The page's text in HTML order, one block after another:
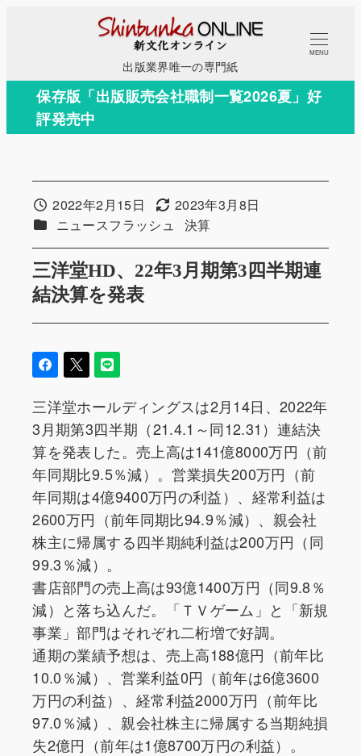
コ
テ
出版業界唯一の専門紙
MENU
保存版「出版販売会社職制一覧2026夏」好
評発売中
三洋堂HD、22年3月期第3四半期連
結決算を発表
投稿日2022年2月15日 更新日2023年3月8日
カテゴリー
ニュースフラッシュ カテゴリー
決算
三洋堂ホールディングスは2月14日、2022年
3月期第3四半期（21.4.1～同12.31）連結決
算を発表した。売上高は141億8000万円（前
年同期比9.5％減）。営業損失200万円（前
年同期は4億9400万円の利益）、経常利益は
2600万円（前年同期比94.9％減）、親会社
株主に帰属する四半期純利益は200万円（同
99.3％減）。
書店部門の売上高は93億1400万円（同9.8％
減）と落ち込んだ。「ＴＶゲーム」と「新規
事業」部門はそれぞれ二桁増で好調。
通期の業績予想は、売上高188億円（前年比
10.0％減）、営業利益0円（前年は6億3600
万円の利益）、経常利益2000万円（前年比
97.0％減）、親会社株主に帰属する当期純損
失2億円（前年は1億8700万円の利益）。